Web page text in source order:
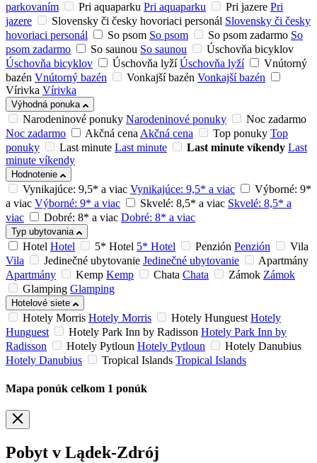
parkovaním
Pri aquaparku Pri aquaparku Pri jazere Pri
jazere
Slovensky či česky hovoriaci personál Slovensky či česky
hovoriaci personál
So psom So psom So psom zadarmo So
psom zadarmo
So saunou So saunou
Úschovňa bicyklov
Úschovňa bicyklov
Úschovňa lyží Úschovňa lyží
Vnútorný
bazén Vnútorný bazén Vonkajší bazén Vonkajší bazén
Vírivka Vírivka
Výhodná ponuka
Narodeninové ponuky Narodeninové ponuky
Noc zadarmo
Noc zadarmo
Akčná cenaAkčná cena Top ponuky Top
ponuky
Last minute Last minute Last minute víkendy Last
minute víkendy
Hodnotenie
Vynikajúce: 9,5* a viac Vynikajúce: 9,5* a viac
Výborné: 9*
a viac Výborné: 9* a viac Skvelé: 8,5* a viac Skvelé: 8,5* a
viac
Dobré: 8* a viac Dobré: 8* a viac
Typ ubytovania
Hotel Hotel 5* Hotel 5* Hotel Penzión Penzión
Vila
Vila
Jedinečné ubytovanie Jedinečné ubytovanie
Apartmány
Apartmány
Kemp Kemp Chata Chata Zámok Zámok
Glamping Glamping
Hotelové siete
Hotely Morris Hotely Morris Hotely Hunguest Hotely
Hunguest
Hotely Park Inn by Radisson Hotely Park Inn by
Radisson
Hotely Pytloun Hotely Pytloun
Hotely Danubius
Hotely Danubius
Tropical Islands Tropical Islands
Mapa ponúk celkom 1 ponúk
Pobyt v Lądek-Zdrój